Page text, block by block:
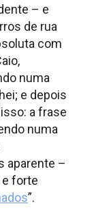
– e
de rua
com
numa
e depois
a frase
numa
aparente –
e forte
”.